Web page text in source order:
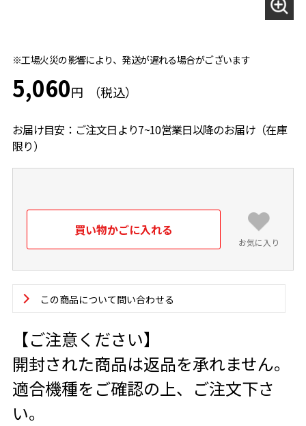
5,060円
お届け目安：ご注文日より7~10営業日以降のお届け（在庫
限り）
※工場火災の影響により、発送が遅れる場合がございます
お気に入り
この商品について問い合わせる
【ご注意ください】
開封された商品は返品を承れません。
適合機種をご確認の上、ご注文下さ
い。